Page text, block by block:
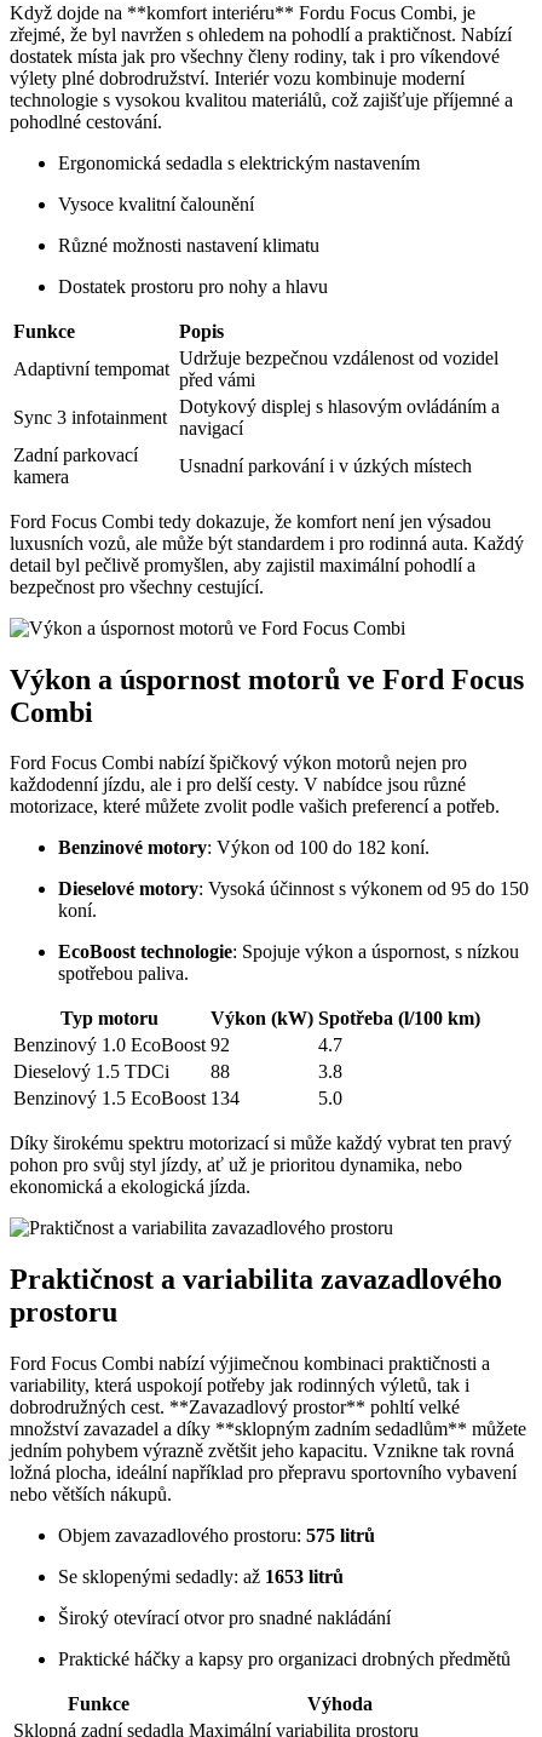
Když dojde na **komfort interiéru** Fordu Focus Combi, je
zřejmé, že byl navržen s ohledem na pohodlí a praktičnost. Nabízí
dostatek místa jak pro všechny členy rodiny, tak i pro víkendové
výlety plné dobrodružství. Interiér vozu kombinuje moderní
technologie s vysokou kvalitou materiálů, což zajišťuje příjemné a
pohodlné cestování.
Ergonomická sedadla s elektrickým nastavením
Vysoce kvalitní čalounění
Různé možnosti nastavení klimatu
Dostatek prostoru pro nohy a hlavu
Funkce
Popis
Adaptivní tempomat
Udržuje bezpečnou vzdálenost od vozidel
před vámi
Sync 3 infotainment
Dotykový displej s hlasovým ovládáním a
navigací
Zadní parkovací
kamera
Usnadní parkování i v úzkých místech
Ford Focus Combi tedy dokazuje, že komfort není jen výsadou
luxusních vozů, ale může být standardem i pro rodinná auta. Každý
detail byl pečlivě promyšlen, aby zajistil maximální pohodlí a
bezpečnost pro všechny cestující.
Výkon a úspornost motorů ve Ford Focus
Combi
Ford Focus Combi nabízí špičkový výkon motorů nejen pro
každodenní jízdu, ale i pro delší cesty. V nabídce jsou různé
motorizace, které můžete zvolit podle vašich preferencí a potřeb.
Benzinové motory: Výkon od 100 do 182 koní.
Dieselové motory: Vysoká účinnost s výkonem od 95 do 150
koní.
EcoBoost technologie: Spojuje výkon a úspornost, s nízkou
spotřebou paliva.
Typ motoru Výkon (kW) Spotřeba (l/100 km)
Benzinový 1.0 EcoBoost 92
4.7
Dieselový 1.5 TDCi
88
3.8
Benzinový 1.5 EcoBoost 134 5.0
Díky širokému spektru motorizací si může každý vybrat ten pravý
pohon pro svůj styl jízdy, ať už je prioritou dynamika, nebo
ekonomická a ekologická jízda.
Praktičnost a variabilita zavazadlového
prostoru
Ford Focus Combi nabízí výjimečnou kombinaci praktičnosti a
variability, která uspokojí potřeby jak rodinných výletů, tak i
dobrodružných cest. **Zavazadlový prostor** pohltí velké
množství zavazadel a díky **sklopným zadním sedadlům** můžete
jedním pohybem výrazně zvětšit jeho kapacitu. Vznikne tak rovná
ložná plocha, ideální například pro přepravu sportovního vybavení
nebo větších nákupů.
Objem zavazadlového prostoru: 575 litrů
Se sklopenými sedadly: až 1653 litrů
Široký otevírací otvor pro snadné nakládání
Praktické háčky a kapsy pro organizaci drobných předmětů
Funkce
Výhoda
Sklopná zadní sedadla Maximální variabilita prostoru